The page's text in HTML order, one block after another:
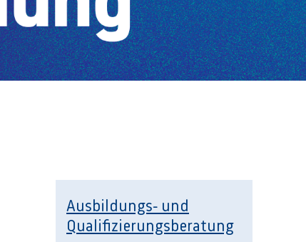
Ausbildungs- und
Qualifizierungsberatung